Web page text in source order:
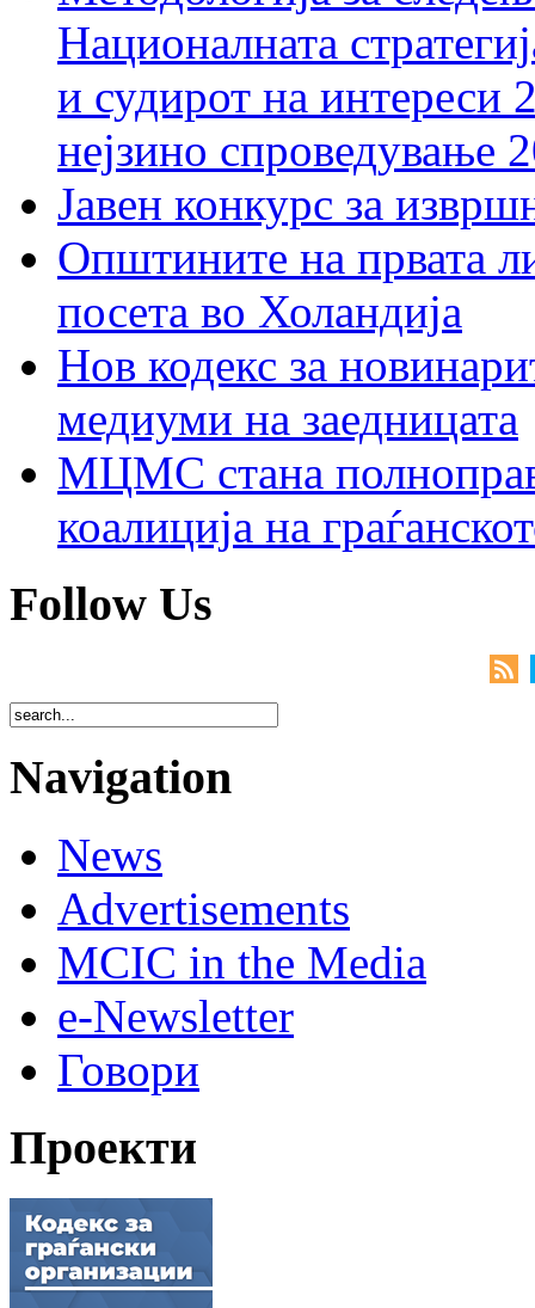
Националната
и судирот на интереси
нејзино спроведување
Јавен конкурс за
Општините на првата
посета во Холандија
Нов кодекс за
медиуми на заедницата
МЦМС стана
коалиција на
Follow Us
Navigation
News
Advertisements
MCIC in the Media
e-Newsletter
Говори
Проекти